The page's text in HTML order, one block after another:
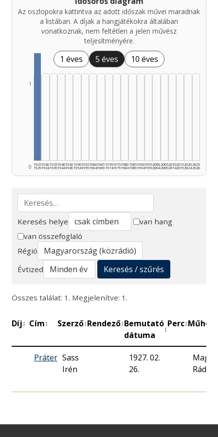
Az oszlopokra kattintva az adott időszak művei maradnak
a listában. A díjak a hangjátékokra általában
vonatkoznak, nem feltétlen a jelen művész
teljesítményére.
1 éves 5 éves 10 éves
0
1
1925
1929
1930
1934
1935
1939
1940
1944
1945
1949
1950
1954
1955
1959
1960
1964
1965
1969
1970
1974
1975
1979
1980
1984
1985
1989
1990
1994
1995
1999
2000
2004
2005
2009
2010
2014
2015
2019
2020
2024
2025
2026
Keresés
Keresés helye
van hang
van összefoglaló
Régió
Évtized
Keresés / szűrés
Összes találat: 1. Megjelenítve: 1.
Díj↕ Cím↕ Szerző↕Rendező↕Bemutató
dátuma
↕
Perc↕Műhely
Práter Sass
Irén
1927. 02.
26.
Rádió